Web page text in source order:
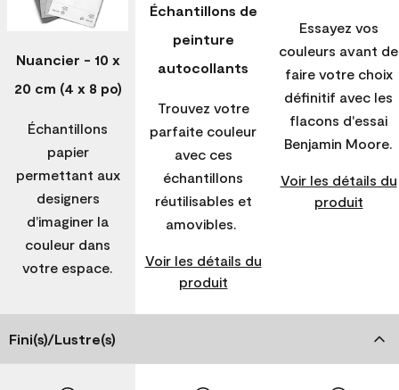
Nuancier - 10 x
20 cm (4 x 8 po)
Échantillons
papier
permettant aux
designers
d’imaginer la
couleur dans
votre espace.
Échantillons de
peinture
autocollants
Trouvez votre
parfaite couleur
avec ces
échantillons
réutilisables et
amovibles.
Voir les détails du
produit
Essayez vos
couleurs avant de
faire votre choix
définitif avec les
flacons d'essai
Benjamin Moore.
Voir les détails du
produit
Fini(s)/Lustre(s)